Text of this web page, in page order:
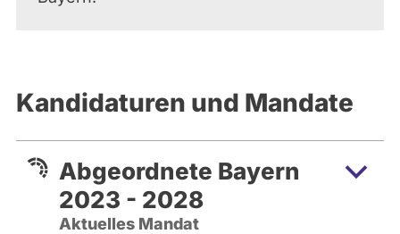
Kandidaturen und Mandate
Abgeordnete Bayern
2023 - 2028
Aktuelles Mandat